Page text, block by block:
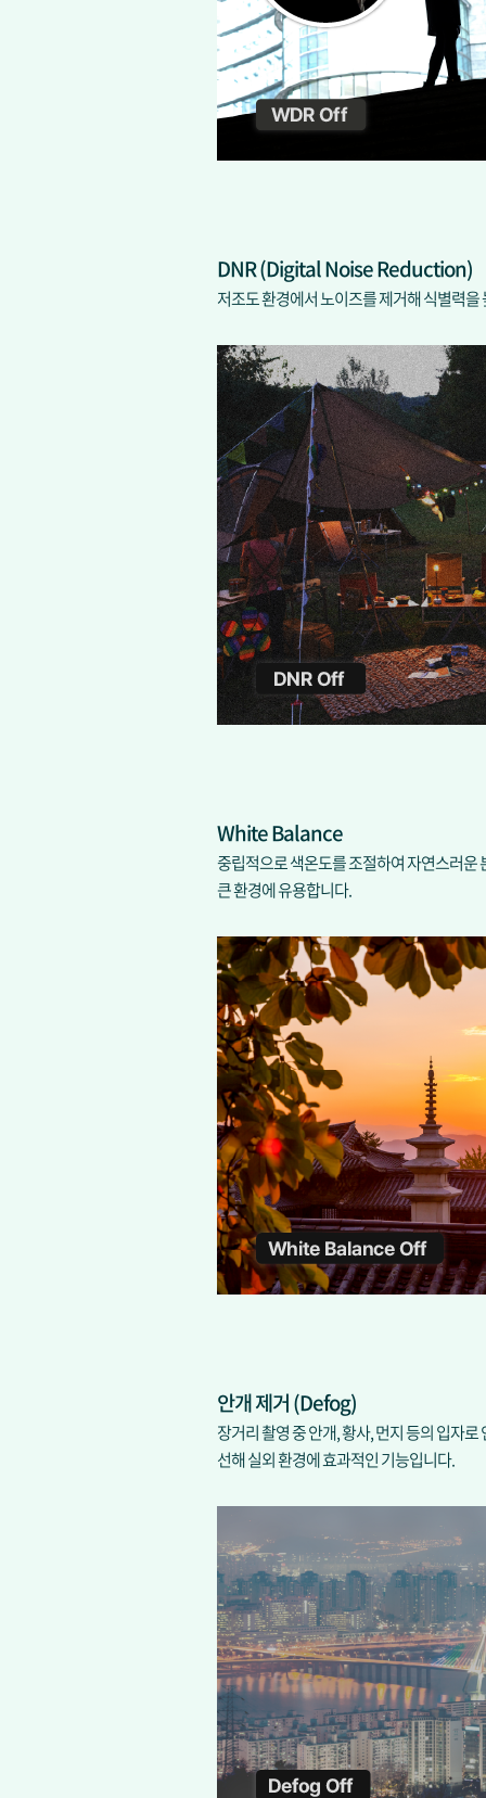
DNR (Digital Noise Reduction)
저조도 환경에서 노이즈를 제거해 식별력
White Balance
중립적으로 색온도를 조절하여 자연스러운
큰 환경에 유용합니다.
안개 제거 (Defog)
장거리 촬영 중 안개, 황사, 먼지 등의 입자
선해 실외 환경에 효과적인 기능입니다.